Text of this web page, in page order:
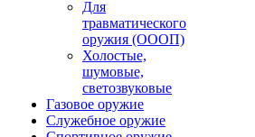
Для
травматического
оружия (ОООП)
Холостые,
шумовые,
светозвуковые
Газовое оружие
Служебное оружие